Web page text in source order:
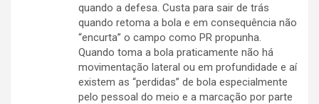
quando a defesa. Custa para sair de trás
quando retoma a bola e em consequência não
“encurta” o campo como PR propunha.
Quando toma a bola praticamente não há
movimentação lateral ou em profundidade e aí
existem as “perdidas” de bola especialmente
pelo pessoal do meio e a marcação por parte